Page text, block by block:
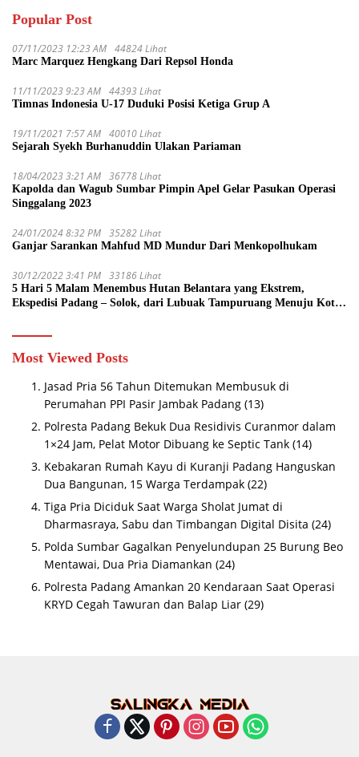
Popular Post
07/11/2023 12:23 AM 44824 Lihat
Marc Marquez Hengkang Dari Repsol Honda
11/11/2023 9:23 AM 44393 Lihat
Timnas Indonesia U-17 Duduki Posisi Ketiga Grup A
19/11/2021 7:57 AM 40010 Lihat
Sejarah Syekh Burhanuddin Ulakan Pariaman
18/04/2023 3:21 AM 36778 Lihat
Kapolda dan Wagub Sumbar Pimpin Apel Gelar Pasukan Operasi
Singgalang 2023
24/01/2024 8:32 PM 35282 Lihat
Ganjar Sarankan Mahfud MD Mundur Dari Menkopolhukam
30/12/2022 3:41 PM 33186 Lihat
5 Hari 5 Malam Menembus Hutan Belantara yang Ekstrem,
Ekspedisi Padang – Solok, dari Lubuak Tampuruang Menuju Koto
Most Viewed Posts
Jasad Pria 56 Tahun Ditemukan Membusuk di
Perumahan PPI Pasir Jambak Padang (13)
Polresta Padang Bekuk Dua Residivis Curanmor dalam
1×24 Jam, Pelat Motor Dibuang ke Septic Tank (14)
Kebakaran Rumah Kayu di Kuranji Padang Hanguskan
Dua Bangunan, 15 Warga Terdampak (22)
Tiga Pria Diciduk Saat Warga Sholat Jumat di
Dharmasraya, Sabu dan Timbangan Digital Disita (24)
Polda Sumbar Gagalkan Penyelundupan 25 Burung Beo
Mentawai, Dua Pria Diamankan (24)
Polresta Padang Amankan 20 Kendaraan Saat Operasi
KRYD Cegah Tawuran dan Balap Liar (29)